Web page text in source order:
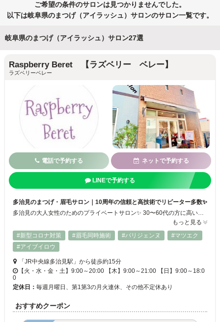
ご希望の条件のサロンは見つかりませんでした。
以下は岐阜県のまつげ（アイラッシュ）サロンのサロン一覧です。
岐阜県のまつげ（アイラッシュ）サロン27選
Raspberry Beret 【ラズベリー ベレー】
ラズベリーベレー
電話で予約する ネットで予約する
LINEで予約する
多治見のまつげ・眉毛サロン｜10周年の信頼と高技術でリピーター多数✨
多治見の大人女性のためのプライベートサロン✨ 30〜60代の方に高い支持をいただき、リピーター様も多数◎ ミスアイドール講師資格を持つオーナーが担当する安心の高技術サロン♪ LEDエクステ・パリジェンヌ・韓国風デザインなど、お客様一人ひとりに合わせた“似合う目元”をご提案。 まつパ×エクステでリフトアップ効果を実感✨ 眉毛パーマ＋WAX脱毛込みの美眉メニューも人気！ 親子で通える安心のサロンです★
もっと見る
#新型コロナ対策
#眉毛同時施術 #パリジェンヌ
#マツエク
#アイブイロウ
「JR中央線多治見駅」から徒歩約15分
【火・水・金・土】9:00～20:00 【木】9:00～21:00 【日】9:00～18:0
0
定休日： 毎週月曜日、第1第3の月火連休、その他不定休あり
おすすめクーポン